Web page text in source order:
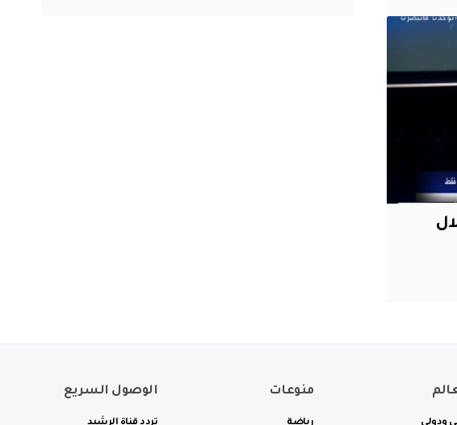
ودولي
منوعات
رياضة
الوصول السريع
تردد قناة الرشيد